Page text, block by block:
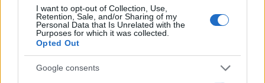
I want to opt-out of Collection, Use,
Retention, Sale, and/or Sharing of my
Personal Data that Is Unrelated with the
Purposes for which it was collected.
Opted Out
Google consents